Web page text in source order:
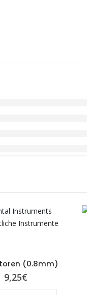
(0.8mm)
9,25€